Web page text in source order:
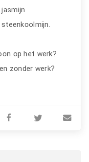
op het werk?
zonder werk?